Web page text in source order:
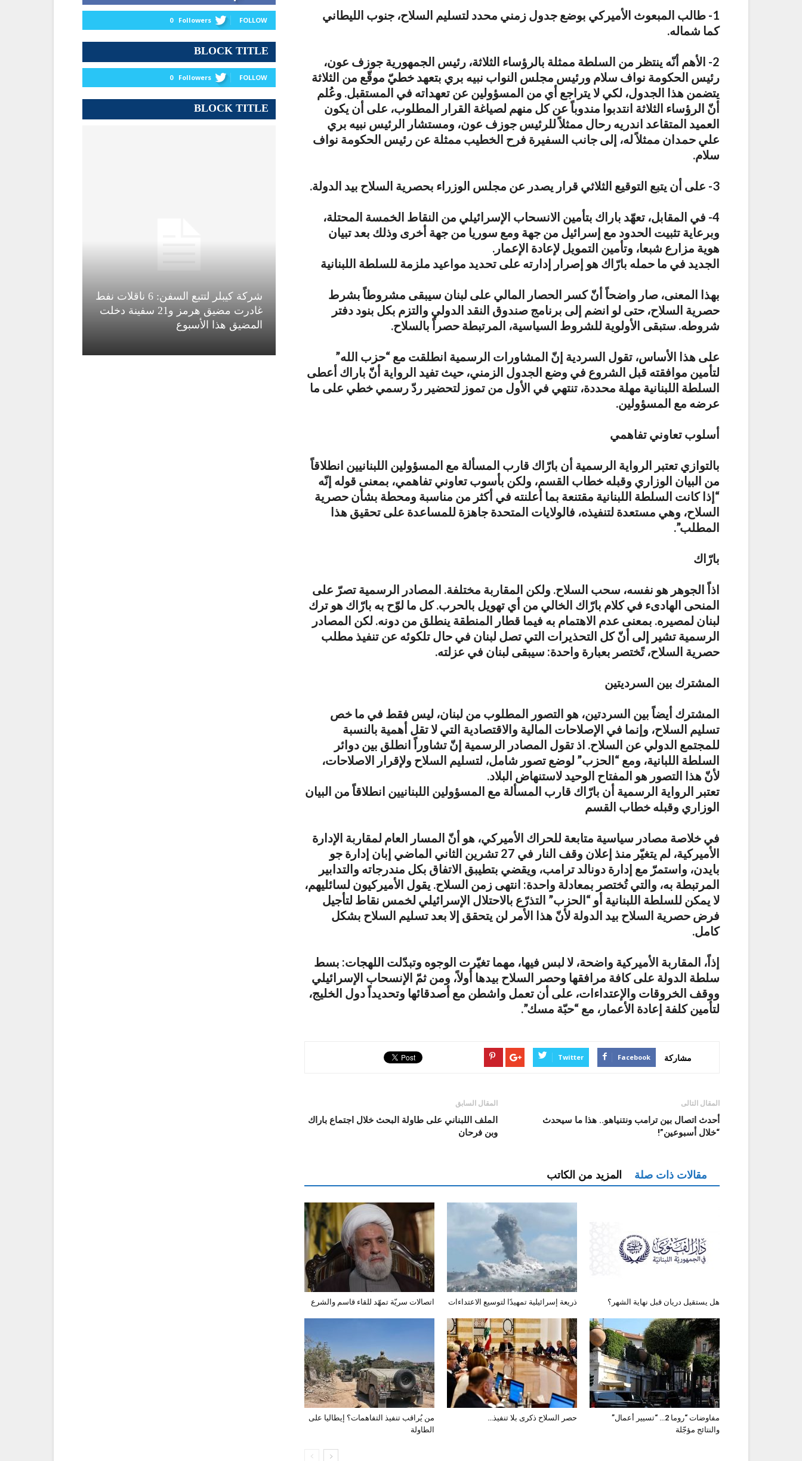
1- طالب المبعوث الأميركي بوضع جدول زمني محدد لتسليم السلاح، جنوب الليطاني
كما شماله.
2- الأهم أنّه ينتظر من السلطة ممثلة بالرؤساء الثلاثة، رئيس الجمهورية جوزف عون،
رئيس الحكومة نواف سلام ورئيس مجلس النواب نبيه بري بتعهد خطيّ موقّع من الثلاثة
يتضمن هذا الجدول، لكي لا يتراجع أي من المسؤولين عن تعهداته في المستقبل. وعُلم
أنّ الرؤساء الثلاثة انتدبوا مندوباً عن كل منهم لصياغة القرار المطلوب، على أن يكون
العميد المتقاعد اندريه رحال ممثلاً للرئيس جوزف عون، ومستشار الرئيس نبيه بري
علي حمدان ممثلاً له، إلى جانب السفيرة فرح الخطيب ممثلة عن رئيس الحكومة نواف
سلام.
3- على أن يتبع التوقيع الثلاثي قرار يصدر عن مجلس الوزراء بحصرية السلاح بيد الدولة.
4- في المقابل، تعهّد باراك بتأمين الانسحاب الإسرائيلي من النقاط الخمسة المحتلة،
وبرعاية تثبيت الحدود مع إسرائيل من جهة ومع سوريا من جهة أخرى وذلك بعد تبيان
هوية مزارع شبعا، وتأمين التمويل لإعادة الإعمار.
الجديد في ما حمله بارّاك هو إصرار إدارته على تحديد مواعيد ملزمة للسلطة اللبنانية
بهذا المعنى، صار واضحاً أنّ كسر الحصار المالي على لبنان سيبقى مشروطاً بشرط
حصرية السلاح، حتى لو انضم إلى برنامج صندوق النقد الدولي والتزم بكل بنود دفتر
شروطه. ستبقى الأولوية للشروط السياسية، المرتبطة حصراً بالسلاح.
على هذا الأساس، تقول السردية إنّ المشاورات الرسمية انطلقت مع “حزب الله”
لتأمين موافقته قبل الشروع في وضع الجدول الزمني، حيث تفيد الرواية أنّ باراك أعطى
السلطة اللبنانية مهلة محددة، تنتهي في الأول من تموز لتحضير ردّ رسمي خطي على ما
عرضه مع المسؤولين.
أسلوب تعاوني تفاهمي
بالتوازي تعتبر الرواية الرسمية أن بارّاك قارب المسألة مع المسؤولين اللبنانيين انطلاقاً
من البيان الوزاري وقبله خطاب القسم، ولكن بأسوب تعاوني تفاهمي، بمعنى قوله إنّه
“إذا كانت السلطة اللبنانية مقتنعة بما أعلنته في أكثر من مناسبة ومحطة بشأن حصرية
السلاح، وهي مستعدة لتنفيذه، فالولايات المتحدة جاهزة للمساعدة على تحقيق هذا
المطلب”.
بارّاك
اذاً الجوهر هو نفسه، سحب السلاح. ولكن المقاربة مختلفة. المصادر الرسمية تصرّ على
المنحى الهادىء في كلام بارّاك الخالي من أي تهويل بالحرب. كل ما لوّح به بارّاك هو ترك
لبنان لمصيره. بمعنى عدم الاهتمام به فيما قطار المنطقة ينطلق من دونه. لكن المصادر
الرسمية تشير إلى أنّ كل التحذيرات التي تصل لبنان في حال تلكوئه عن تنفيذ مطلب
حصرية السلاح، تًختصر بعبارة واحدة: سيبقى لبنان في عزلته.
المشترك بين السرديتين
المشترك أيضاً بين السردتين، هو التصور المطلوب من لبنان، ليس فقط في ما خص
تسليم السلاح، وإنما في الإصلاحات المالية والاقتصادية التي لا تقل أهمية بالنسبة
للمجتمع الدولي عن السلاح. اذ تقول المصادر الرسمية إنّ تشاوراً انطلق بين دوائر
السلطة اللبانية، ومع “الحزب” لوضع تصور شامل، لتسليم السلاح ولإقرار الاصلاحات،
لأنّ هذا التصور هو المفتاح الوحيد لاستنهاض البلاد.
تعتبر الرواية الرسمية أن بارّاك قارب المسألة مع المسؤولين اللبنانيين انطلاقاً من البيان
الوزاري وقبله خطاب القسم
في خلاصة مصادر سياسية متابعة للحراك الأميركي، هو أنّ المسار العام لمقاربة الإدارة
الأميركية، لم يتغيّر منذ إعلان وقف النار في 27 تشرين الثاني الماضي إبان إدارة جو
بايدن، واستمرّ مع إدارة دونالد ترامب، ويقضي بتطيبق الاتفاق بكل مندرجاته والتدابير
المرتبطة به، والتي تُختصر بمعادلة واحدة: انتهى زمن السلاح. يقول الأميركيون لسائليهم،
لا يمكن للسلطة اللبنانية أو “الحزب” التذرّع بالاحتلال الإسرائيلي لخمس نقاط لتأجيل
فرض حصرية السلاح بيد الدولة لأنّ هذا الأمر لن يتحقق إلا بعد تسليم السلاح بشكل
كامل.
إذاً، المقاربة الأميركية واضحة، لا لبس فيها، مهما تغيّرت الوجوه وتبدّلت اللهجات: بسط
سلطة الدولة على كافة مرافقها وحصر السلاح بيدها أولاً، ومن ثمّ الإنسحاب الإسرائيلي
ووقف الخروقات والإعتداءات، على أن تعمل واشطن مع أصدقائها وتحديداً دول الخليج،
لتأمين كلفة إعادة الأعمار، مع “حبّة مسك”.
مشاركة Facebook
Twitter
المقال السابق
الملف اللبناني على طاولة البحث خلال اجتماع باراك
وبن فرحان
المقال التالى
أحدث اتصال بين ترامب ونتنياهو.. هذا ما سيحدث
“خلال أسبوعين”!
مقالات ذات صلة المزيد من الكاتب
اتصالات سريّة تمهّد للقاء قاسم والشرع ذريعة إسرائيلية تمهيدًا لتوسيع الاعتداءات هل يستقيل دريان قبل نهاية الشهر؟
من يُراقب تنفيذ التفاهمات؟ إيطاليا على
الطاولة
حصر السلاح ذكرى بلا تنفيذ…
مفاوضات “روما 2… “تسيير أعمال”
والنتائج مؤجّلة
0 Followers FOLLOW
BLOCK TITLE
0 Followers FOLLOW
BLOCK TITLE
شركة كيبلر لتتبع السفن: 6 ناقلات نفط
غادرت مضيق هرمز و21 سفينة دخلت
المضيق هذا الأسبوع
اتصالات سريّة تمهّد للقاء قاسم
والشرع
ذريعة إسرائيلية تمهيدًا لتوسيع
الاعتداءات
دريان قبل نهاية الشهر؟